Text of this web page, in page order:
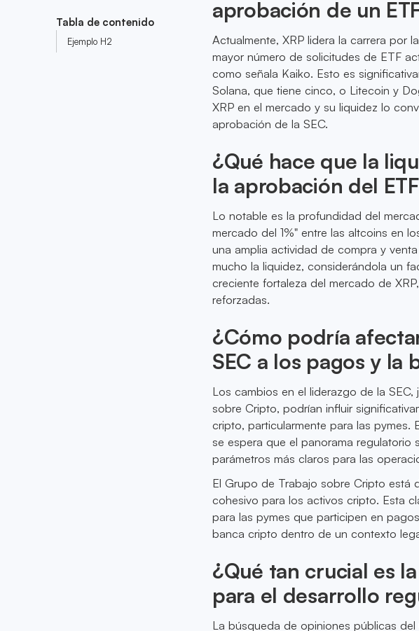
Tabla de contenido
Ejemplo H2
aprobación de un
Actualmente, XRP lidera la carrera por
mayor número de solicitudes de ETF
como señala Kaiko. Esto es
Solana, que tiene cinco, o Litecoin y
XRP en el mercado y su liquidez lo
aprobación de la SEC.
¿Qué hace que la
la aprobación del
Lo notable es la profundidad del
mercado del 1%" entre las altcoins en
una amplia actividad de compra y
mucho la liquidez, considerándola un
creciente fortaleza del mercado de
reforzadas.
¿Cómo podría
SEC a los pagos y la
Los cambios en el liderazgo de la
sobre Cripto, podrían influir
cripto, particularmente para las pymes.
se espera que el panorama
parámetros más claros para las
El Grupo de Trabajo sobre Cripto está
cohesivo para los activos cripto. Esta
para las pymes que participen en
banca cripto dentro de un contexto
¿Qué tan crucial es
para el desarrollo
La búsqueda de opiniones públicas